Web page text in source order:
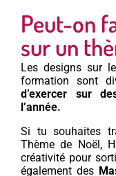
Peut-on
sur un
Les designs sur
formation sont
d’exercer sur
l’année.
Si tu souhaites
Thème de Noël,
créativité pour
également des